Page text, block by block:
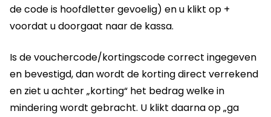
de code is hoofdletter gevoelig) en u klikt op +
voordat u doorgaat naar de kassa.
Is de vouchercode/kortingscode correct ingegeven
en bevestigd, dan wordt de korting direct verrekend
en ziet u achter „korting“ het bedrag welke in
mindering wordt gebracht. U klikt daarna op „ga